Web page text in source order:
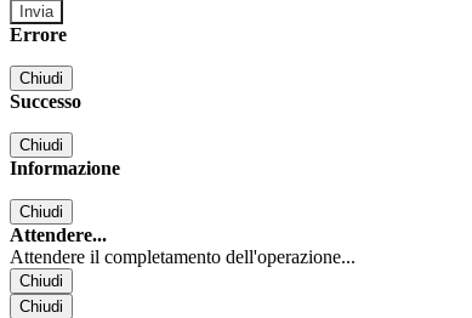
Errore
Chiudi
Successo
Chiudi
Informazione
Chiudi
Attendere...
Attendere il completamento dell'operazione...
Chiudi
Chiudi